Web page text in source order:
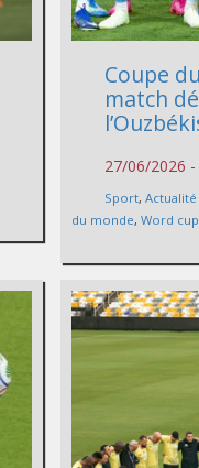
Coupe
match
27/06/2026 -
Sport,Actualité
du monde,Word cup